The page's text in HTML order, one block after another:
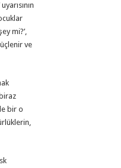
mi?’,
ve
bir o